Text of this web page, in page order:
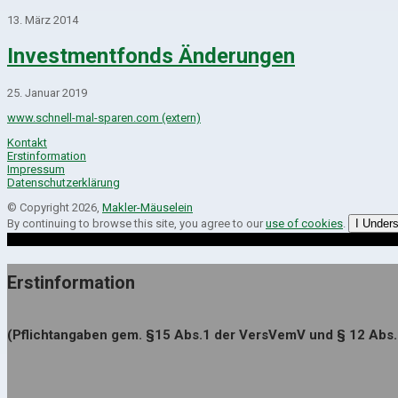
13. März 2014
Investmentfonds Änderungen
25. Januar 2019
www.schnell-mal-sparen.com (extern)
Kontakt
Erstinformation
Impressum
Datenschutzerklärung
© Copyright 2026, Makler-Mäuselein
By continuing to browse this site, you agree to our use of cookies. I
Erstinformation
(Pflichtangaben gem. §15 Abs.1 der VersVemV und § 12